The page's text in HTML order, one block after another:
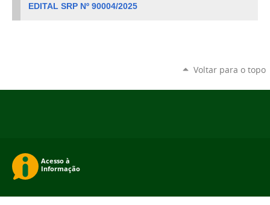
EDITAL SRP Nº 90004/2025
Voltar para o topo